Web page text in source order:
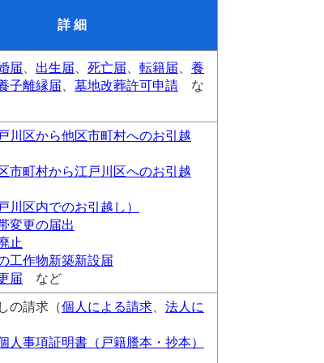
詳 細
届 出生届 死亡届 転籍届
養
子離縁届 墓地改葬許可申請 な
川区から他区市町村へのお引越
市町村から江戸川区へのお引越
川区内でのお引越し）
変更の届出
止
工作物新築新設届
届 など
の請求（個人による請求
法人に
人事項証明書（戸籍謄本・抄本）